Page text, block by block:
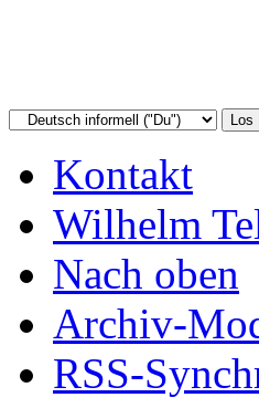
Kontakt
Wilhelm
Nach oben
Archiv-
RSS-